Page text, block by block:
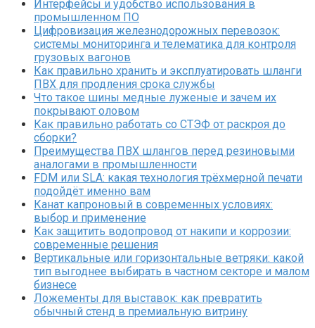
Интерфейсы и удобство использования в
промышленном ПО
Цифровизация железнодорожных перевозок:
системы мониторинга и телематика для контроля
грузовых вагонов
Как правильно хранить и эксплуатировать шланги
ПВХ для продления срока службы
Что такое шины медные луженые и зачем их
покрывают оловом
Как правильно работать со СТЭФ от раскроя до
сборки?
Преимущества ПВХ шлангов перед резиновыми
аналогами в промышленности
FDM или SLA: какая технология трёхмерной печати
подойдёт именно вам
Канат капроновый в современных условиях:
выбор и применение
Как защитить водопровод от накипи и коррозии:
современные решения
Вертикальные или горизонтальные ветряки: какой
тип выгоднее выбирать в частном секторе и малом
бизнесе
Ложементы для выставок: как превратить
обычный стенд в премиальную витрину